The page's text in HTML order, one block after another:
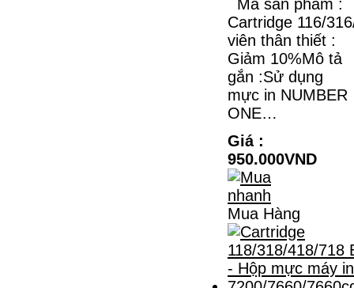
Mã sản phẩm :
Cartridge 116/
viên thân thiết :
Giảm 10%Mô tả
gắn :Sử dụng
mực in NUMBER
ONE…
Giá :
950.000VND
Mua Hàng